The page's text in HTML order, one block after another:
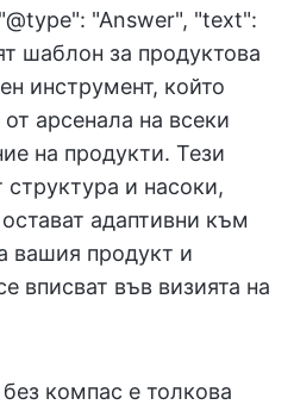
"Answer", "text":
шаблон за продуктова
инструмент, който
арсенала на всеки
на продукти. Тези
и насоки,
адаптивни към
вашия продукт и
вписват във визията на
компас е толкова